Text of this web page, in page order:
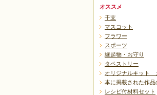
オススメ
干支
マスコット
フラワー
スポーツ
縁起物・お守り
タペストリー
オリジナルキット
本に掲載された作品
レシピ付材料セット